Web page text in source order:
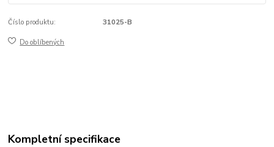
Číslo produktu: 31025-B
Do oblíbených
Kompletní specifikace